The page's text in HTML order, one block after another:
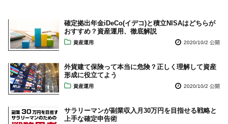
確定拠出年金iDeCo(イデコ)と積立NISAはどちらが
おすすめ？資産運用、徹底解説
資産運用 2020/10/2 公開
外貨建て保険って本当に危険？正しく理解して資産
形成に役立てよう
資産運用 2020/10/2 公開
サラリーマンが副業収入月30万円を目指せる戦略と
上手な確定申告術